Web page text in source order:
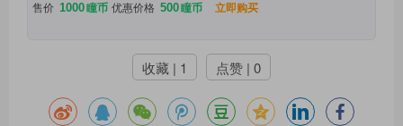
售价 1000瞳币 优惠价格 500瞳币 立即购买
收藏 | 1 点赞 | 0